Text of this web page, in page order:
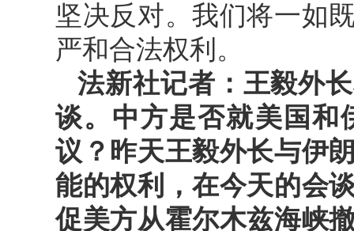
坚决反对。我们将一如
严和合法权利。
法新社记者：王毅外
谈。中方是否就美国和
议？昨天王毅外长与伊
能的权利，在今天的会
促美方从霍尔木兹海峡